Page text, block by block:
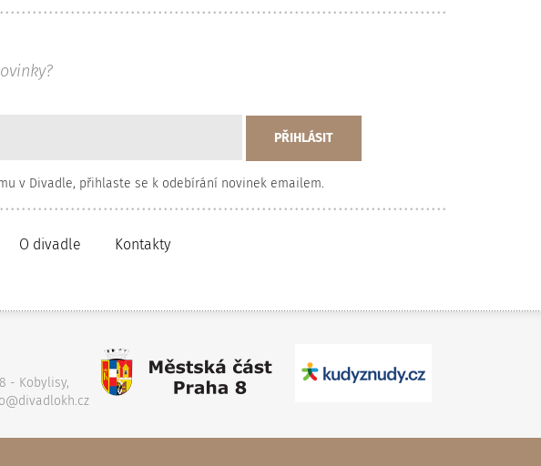
v Divadle, přihlaste se k odebírání novinek emailem.
O divadle Kontakty
- Kobylisy,